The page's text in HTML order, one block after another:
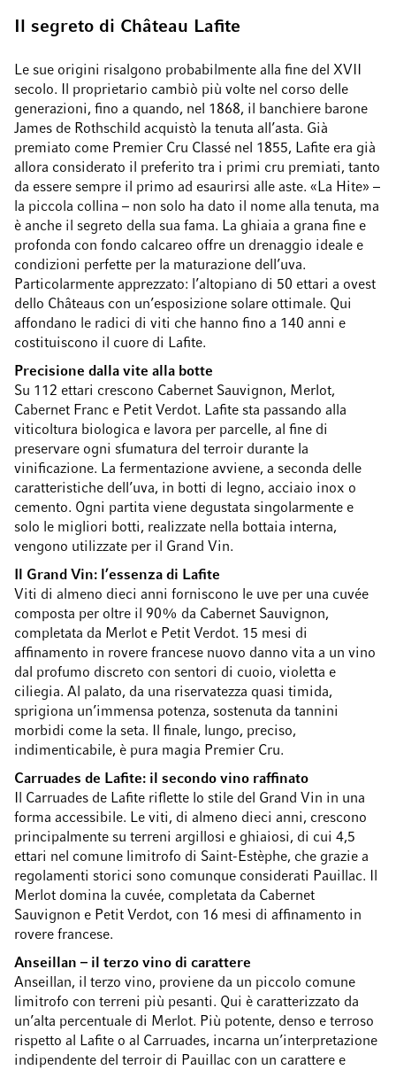
Il segreto di Château Lafite
Le sue origini risalgono probabilmente alla fine del XVII
secolo. Il proprietario cambiò più volte nel corso delle
generazioni, fino a quando, nel 1868, il banchiere barone
James de Rothschild acquistò la tenuta all’asta. Già
premiato come Premier Cru Classé nel 1855, Lafite era già
allora considerato il preferito tra i primi cru premiati, tanto
da essere sempre il primo ad esaurirsi alle aste. «La Hite» –
la piccola collina – non solo ha dato il nome alla tenuta, ma
è anche il segreto della sua fama. La ghiaia a grana fine e
profonda con fondo calcareo offre un drenaggio ideale e
condizioni perfette per la maturazione dell’uva.
Particolarmente apprezzato: l’altopiano di 50 ettari a ovest
dello Châteaus con un’esposizione solare ottimale. Qui
affondano le radici di viti che hanno fino a 140 anni e
costituiscono il cuore di Lafite.
Precisione dalla vite alla botte
Su 112 ettari crescono Cabernet Sauvignon, Merlot,
Cabernet Franc e Petit Verdot. Lafite sta passando alla
viticoltura biologica e lavora per parcelle, al fine di
preservare ogni sfumatura del terroir durante la
vinificazione. La fermentazione avviene, a seconda delle
caratteristiche dell’uva, in botti di legno, acciaio inox o
cemento. Ogni partita viene degustata singolarmente e
solo le migliori botti, realizzate nella bottaia interna,
vengono utilizzate per il Grand Vin.
Il Grand Vin: l’essenza di Lafite
Viti di almeno dieci anni forniscono le uve per una cuvée
composta per oltre il 90% da Cabernet Sauvignon,
completata da Merlot e Petit Verdot. 15 mesi di
affinamento in rovere francese nuovo danno vita a un vino
dal profumo discreto con sentori di cuoio, violetta e
ciliegia. Al palato, da una riservatezza quasi timida,
sprigiona un’immensa potenza, sostenuta da tannini
morbidi come la seta. Il finale, lungo, preciso,
indimenticabile, è pura magia Premier Cru.
Carruades de Lafite: il secondo vino raffinato
Il Carruades de Lafite riflette lo stile del Grand Vin in una
forma accessibile. Le viti, di almeno dieci anni, crescono
principalmente su terreni argillosi e ghiaiosi, di cui 4,5
ettari nel comune limitrofo di Saint-Estèphe, che grazie a
regolamenti storici sono comunque considerati Pauillac. Il
Merlot domina la cuvée, completata da Cabernet
Sauvignon e Petit Verdot, con 16 mesi di affinamento in
rovere francese.
Anseillan – il terzo vino di carattere
Anseillan, il terzo vino, proviene da un piccolo comune
limitrofo con terreni più pesanti. Qui è caratterizzato da
un’alta percentuale di Merlot. Più potente, denso e terroso
rispetto al Lafite o al Carruades, incarna un’interpretazione
indipendente del terroir di Pauillac con un carattere e